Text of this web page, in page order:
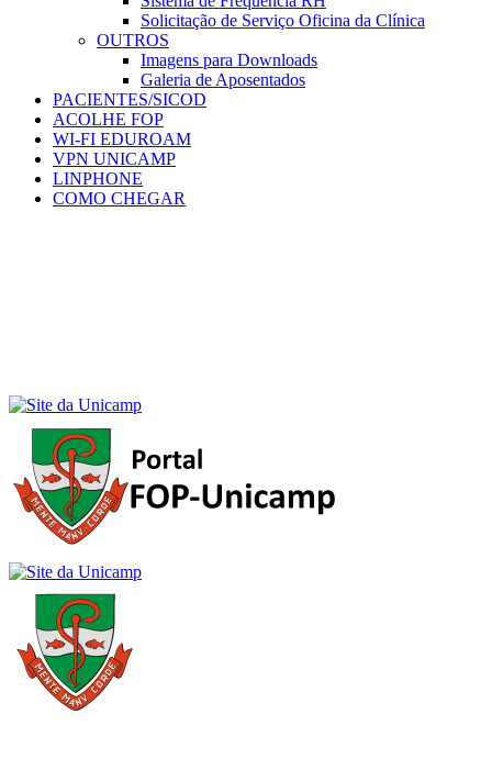
Solicitação de Serviço Oficina da Clínica
OUTROS
Imagens para Downloads
Galeria de Aposentados
PACIENTES/SICOD
ACOLHE FOP
WI-FI EDUROAM
VPN UNICAMP
LINPHONE
COMO CHEGAR